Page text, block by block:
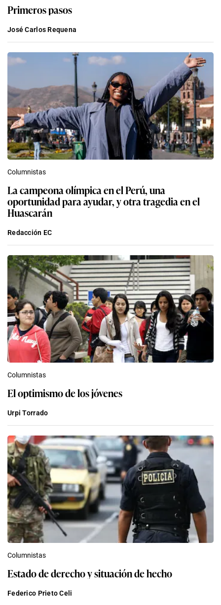
Primeros pasos
José Carlos Requena
Columnistas
La campeona olímpica en el Perú, una
oportunidad para ayudar, y otra tragedia en el
Huascarán
Redacción EC
Columnistas
El optimismo de los jóvenes
Urpi Torrado
Columnistas
Estado de derecho y situación de hecho
Federico Prieto Celi